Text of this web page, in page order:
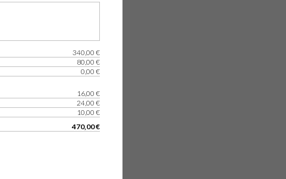
340,00 €
80,00 €
0,00 €
16,00 €
24,00 €
10,00 €
470,00 €